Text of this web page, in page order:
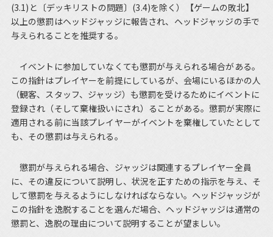
(3.1)と〔デッキリストの問題〕(3.4)を除く）【ゲームの敗北】
以上の懲罰はヘッドジャッジに報告され、ヘッドジャッジの手で
与えられることを推奨する。
イベントに参加していなくても懲罰が与えられる場合がある。
この指針はプレイヤーを前提にしているが、会場にいるほかの人
（観客、スタッフ、ジャッジ）も懲罰を受けるためにイベントに
登録され（そして棄権扱いにされ）ることがある。懲罰が実際に
適用される前に当該プレイヤーがイベントを棄権していたとして
も、その懲罰は与えられる。
懲罰が与えられる場合、ジャッジは関連するプレイヤー全員
に、その違反について説明し、状況を正すための指示を与え、そ
して懲罰を与えるようにしなければならない。ヘッドジャッジが
この指針を逸脱することを選んだ場合、ヘッドジャッジは通常の
懲罰と、逸脱の理由について説明することが望ましい。